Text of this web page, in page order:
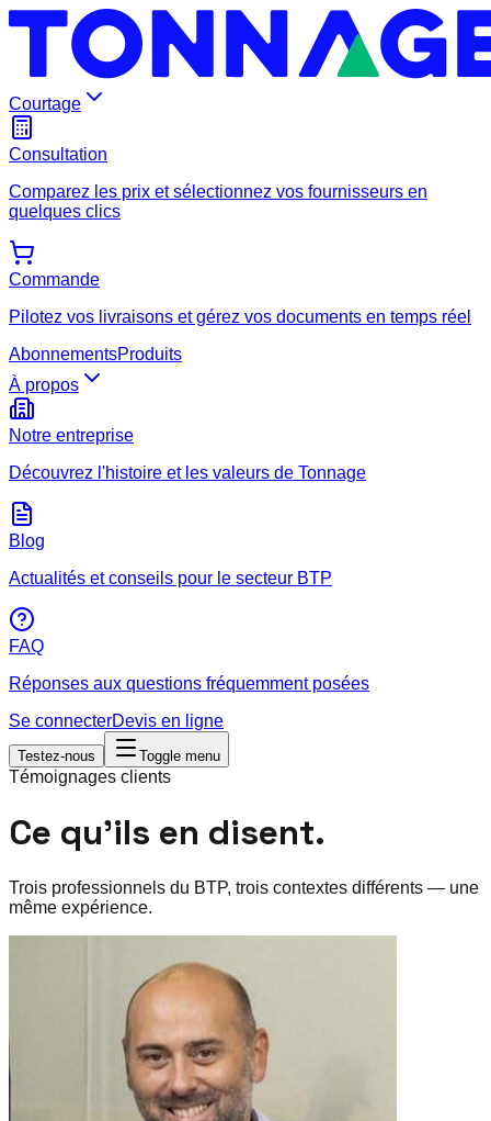
Courtage
Consultation
Comparez les prix et sélectionnez vos fournisseurs en
quelques clics
Commande
Pilotez vos livraisons et gérez vos documents en temps réel
AbonnementsProduits
À propos
Notre entreprise
Découvrez l'histoire et les valeurs de Tonnage
Blog
Actualités et conseils pour le secteur BTP
FAQ
Réponses aux questions fréquemment posées
Se connecterDevis en ligne
Testez-nous Toggle menu
Témoignages clients
Ce qu’ils en disent.
Trois professionnels du BTP, trois contextes différents — une
même expérience.